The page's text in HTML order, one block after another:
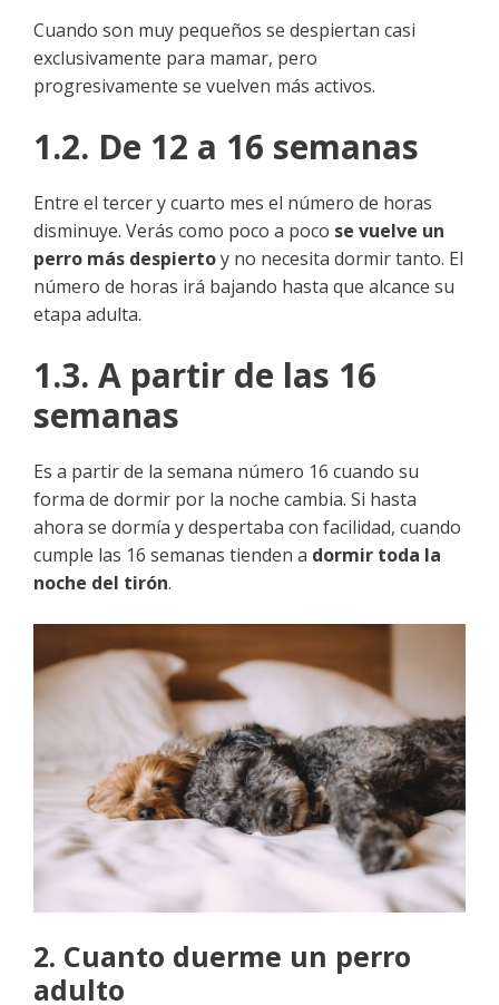
Cuando son muy pequeños se despiertan casi
exclusivamente para mamar, pero
progresivamente se vuelven más activos.
1.2. De 12 a 16 semanas
Entre el tercer y cuarto mes el número de horas
disminuye. Verás como poco a poco se vuelve un
perro más despiertoy no necesita dormir tanto. El
número de horas irá bajando hasta que alcance su
etapa adulta.
1.3. A partir de las 16
semanas
Es a partir de la semana número 16 cuando su
forma de dormir por la noche cambia. Si hasta
ahora se dormía y despertaba con facilidad, cuando
cumple las 16 semanas tienden a dormir toda la
noche del tirón.
2. Cuanto duerme un perro
adulto